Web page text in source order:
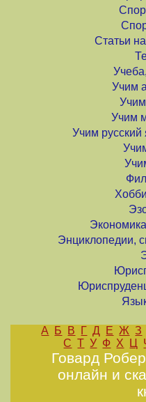
Статьи
Учим
Учим
Учим русский
Энциклопедии,
А Б В Г Д Е Ж З
С Т У Ф Х Ц
Говард
онлайн и